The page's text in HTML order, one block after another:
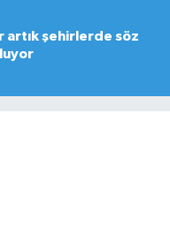
artık şehirlerde söz